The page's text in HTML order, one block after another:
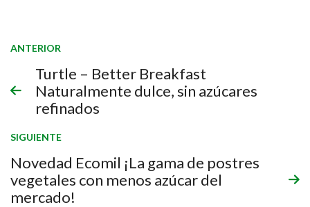
ANTERIOR
Turtle – Better Breakfast
Naturalmente dulce, sin azúcares
refinados
SIGUIENTE
Novedad Ecomil ¡La gama de postres
vegetales con menos azúcar del
mercado!